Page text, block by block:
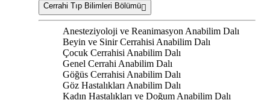
Cerrahi Tıp Bilimleri Bölümü
Anesteziyoloji ve Reanimasyon Anabilim Dalı
Beyin ve Sinir Cerrahisi Anabilim Dalı
Çocuk Cerrahisi Anabilim Dalı
Genel Cerrahi Anabilim Dalı
Göğüs Cerrahisi Anabilim Dalı
Göz Hastalıkları Anabilim Dalı
Kadın Hastalıkları ve Doğum Anabilim Dalı